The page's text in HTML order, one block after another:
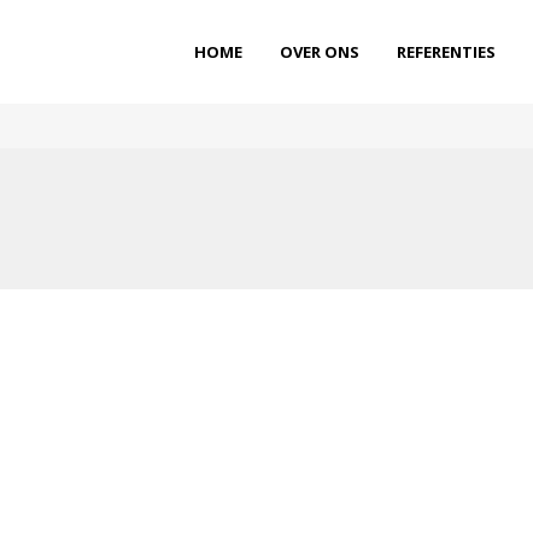
HOME OVER ONS REFERENTIES